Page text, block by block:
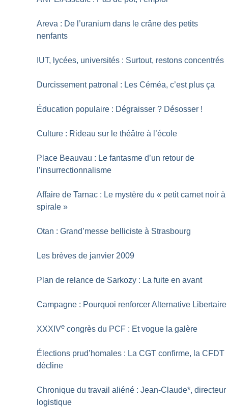
Areva : De l’uranium dans le crâne des petits
nenfants
IUT, lycées, universités : Surtout, restons concentrés
Durcissement patronal : Les Céméa, c’est plus ça
Éducation populaire : Dégraisser ? Désosser !
Culture : Rideau sur le théâtre à l’école
Place Beauvau : Le fantasme d’un retour de
l’insurrectionnalisme
Affaire de Tarnac : Le mystère du « petit carnet noir à
spirale »
Otan : Grand’messe belliciste à Strasbourg
Les brèves de janvier 2009
Plan de relance de Sarkozy : La fuite en avant
Campagne : Pourquoi renforcer Alternative Libertaire
XXXIVe congrès du PCF : Et vogue la galère
Élections prud’homales : La CGT confirme, la CFDT
décline
Chronique du travail aliéné : Jean-Claude*, directeur
logistique